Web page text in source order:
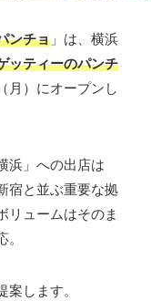
ンチョ 」は、横浜
ッティーのパンチ
月）にオープンし
浜」への出店は
宿と並ぶ重要な拠
リュームはそのま
します。